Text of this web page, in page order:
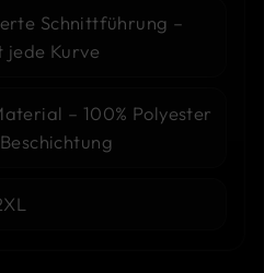
Schnittführung –
jede Kurve
– 100% Polyester